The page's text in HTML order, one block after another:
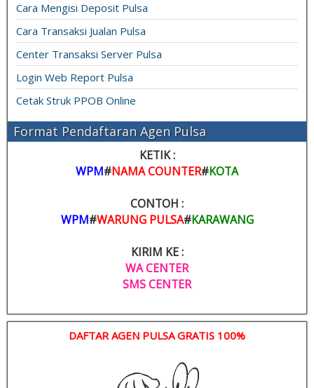
Cara Mengisi Deposit Pulsa
Cara Transaksi Jualan Pulsa
Center Transaksi Server Pulsa
Login Web Report Pulsa
Cetak Struk PPOB Online
Format Pendaftaran Agen Pulsa
KETIK :
WPM#NAMA COUNTER#KOTA
CONTOH :
WPM#WARUNG PULSA#KARAWANG
KIRIM KE :
WA CENTER
SMS CENTER
DAFTAR AGEN PULSA GRATIS 100%